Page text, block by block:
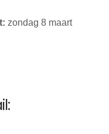
zondag 8 maart